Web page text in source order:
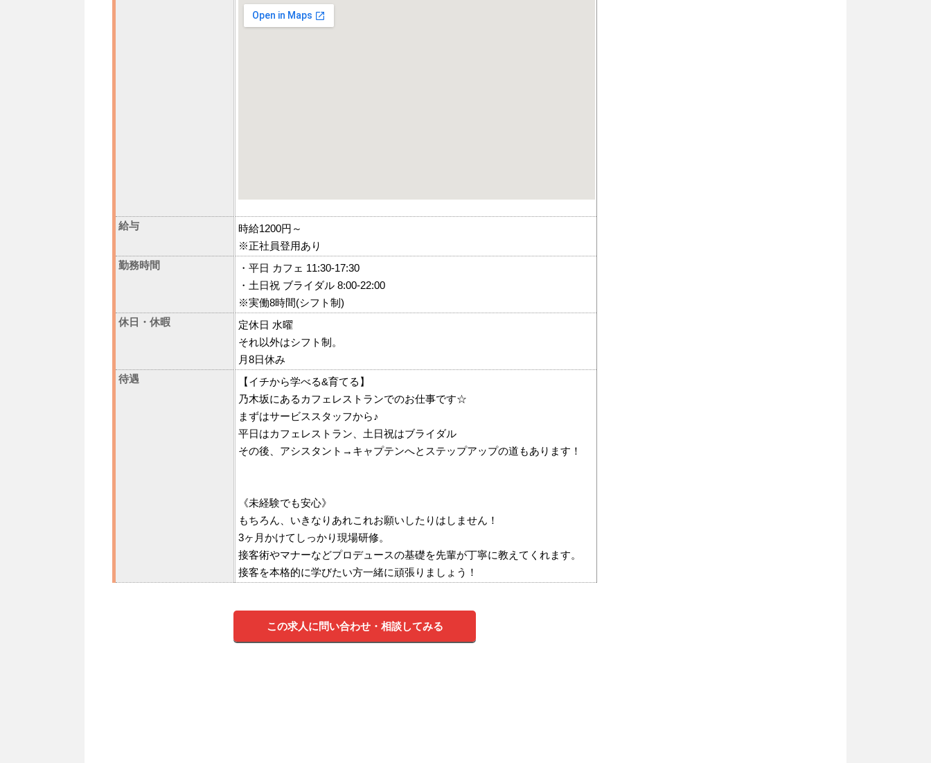
給与
時給1200円～
※正社員登用あり
勤務時間
・平日 カフェ 11:30-17:30
・土日祝 ブライダル 8:00-22:00
※実働8時間(シフト制)
休日・休暇
定休日 水曜
それ以外はシフト制。
月8日休み
待遇
【イチから学べる&育てる】
乃木坂にあるカフェレストランでのお仕事です☆
まずはサービススタッフから♪
平日はカフェレストラン、土日祝はブライダル
その後、アシスタント→キャプテンへとステップアップの道もあります！
《未経験でも安心》
もちろん、いきなりあれこれお願いしたりはしません！
3ヶ月かけてしっかり現場研修。
接客術やマナーなどプロデュースの基礎を先輩が丁寧に教えてくれます。
接客を本格的に学びたい方一緒に頑張りましょう！
この求人に問い合わせ・相談してみる